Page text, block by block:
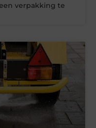
verpakking te